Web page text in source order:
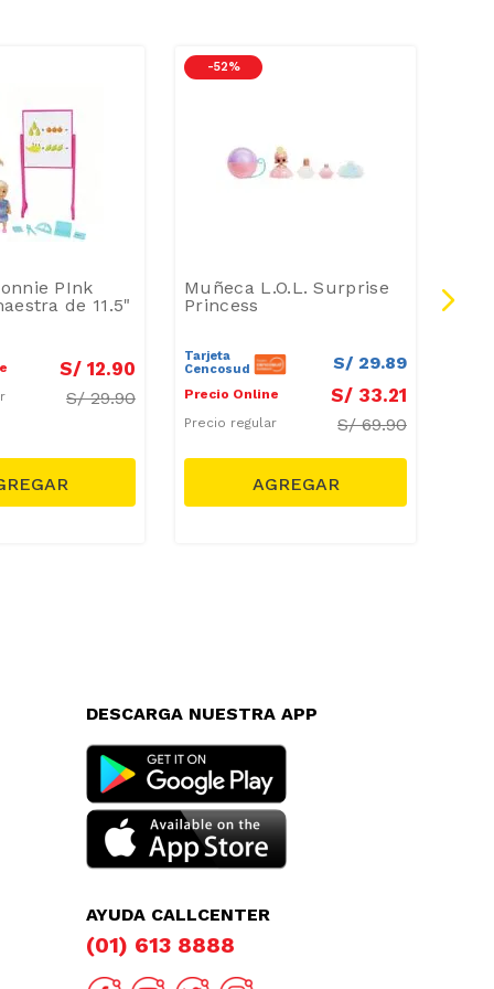
PInk
de 11.5"
S/ 12.90
S/29.90
-52 %
Muñeca L.O.L. Surprise
Princess
Tarjeta
Cencosud
S/ 29.89
Precio Online S/ 33.21
Precio regular S/69.90
DESCARGA NUESTRA APP
AYUDA CALLCENTER
(01) 613 8888